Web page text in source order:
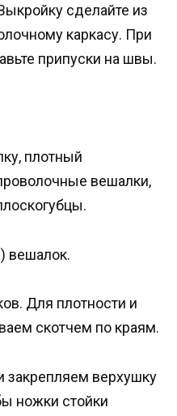
сделайте из
каркасу. При
припуски на швы.
плотный
вешалки,
вешалок.
Для плотности и
скотчем по краям.
закрепляем верхушку
ножки стойки